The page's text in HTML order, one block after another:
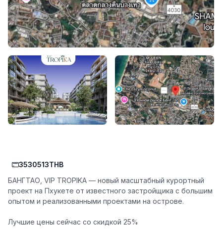
3530513THB
БАНГТАО, VIP TROPIKA — новый масштабный курортный
проект на Пхукете от известного застройщика с большим
опытом и реализованными проектами на острове.
Лучшие цены сейчас со скидкой 25%